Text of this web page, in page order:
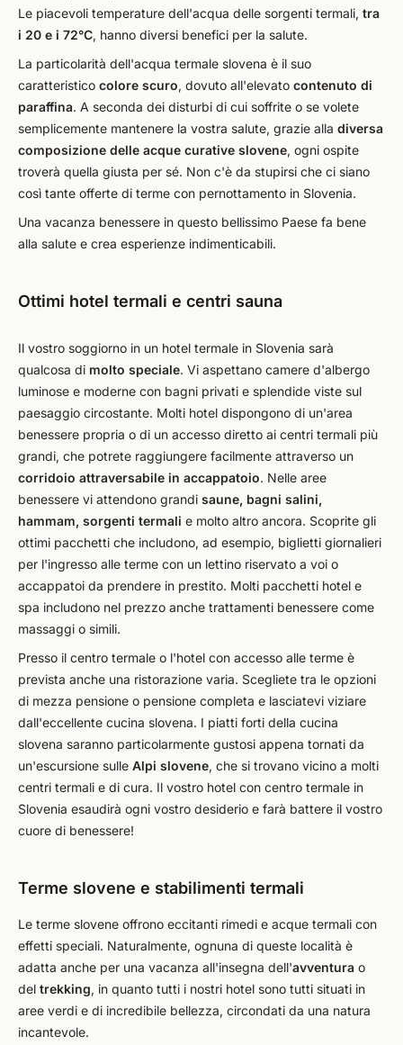
Le piacevoli temperature dell'acqua delle sorgenti termali, tra
i 20 e i 72°C, hanno diversi benefici per la salute.
La particolarità dell'acqua termale slovena è il suo
caratteristico colore scuro, dovuto all'elevato contenuto di
paraffina. A seconda dei disturbi di cui soffrite o se volete
semplicemente mantenere la vostra salute, grazie alla diversa
composizione delle acque curative slovene, ogni ospite
troverà quella giusta per sé. Non c'è da stupirsi che ci siano
così tante offerte di terme con pernottamento in Slovenia.
Una vacanza benessere in questo bellissimo Paese fa bene
alla salute e crea esperienze indimenticabili.
Ottimi hotel termali e centri sauna
Il vostro soggiorno in un hotel termale in Slovenia sarà
qualcosa di molto speciale. Vi aspettano camere d'albergo
luminose e moderne con bagni privati e splendide viste sul
paesaggio circostante. Molti hotel dispongono di un'area
benessere propria o di un accesso diretto ai centri termali più
grandi, che potrete raggiungere facilmente attraverso un
corridoio attraversabile in accappatoio. Nelle aree
benessere vi attendono grandi saune, bagni salini,
hammam, sorgenti termali e molto altro ancora. Scoprite gli
ottimi pacchetti che includono, ad esempio, biglietti giornalieri
per l'ingresso alle terme con un lettino riservato a voi o
accappatoi da prendere in prestito. Molti pacchetti hotel e
spa includono nel prezzo anche trattamenti benessere come
massaggi o simili.
Presso il centro termale o l'hotel con accesso alle terme è
prevista anche una ristorazione varia. Scegliete tra le opzioni
di mezza pensione o pensione completa e lasciatevi viziare
dall'eccellente cucina slovena. I piatti forti della cucina
slovena saranno particolarmente gustosi appena tornati da
un'escursione sulle Alpi slovene, che si trovano vicino a molti
centri termali e di cura. Il vostro hotel con centro termale in
Slovenia esaudirà ogni vostro desiderio e farà battere il vostro
cuore di benessere!
Terme slovene e stabilimenti termali
Le terme slovene offrono eccitanti rimedi e acque termali con
effetti speciali. Naturalmente, ognuna di queste località è
adatta anche per una vacanza all'insegna dell'avventura o
del trekking, in quanto tutti i nostri hotel sono tutti situati in
aree verdi e di incredibile bellezza, circondati da una natura
incantevole.